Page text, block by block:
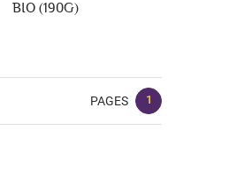
BIO (190G)
PAGES 1